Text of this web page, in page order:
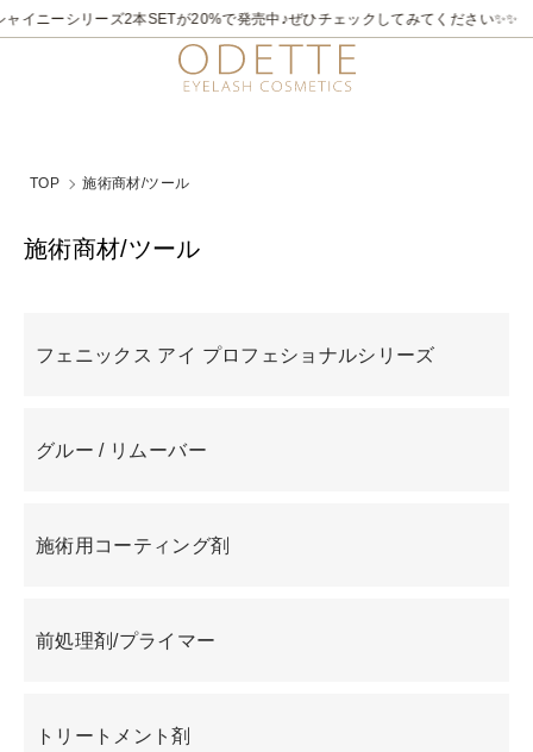
2026/7/21～8/31✨✨煌めく夏。ラメライナーキャンペーン♪ 夏季限定でビ
TOP 施術商材/ツール
施術商材/ツール
フェニックス アイ プロフェショナルシリーズ
グルー / リムーバー
施術用コーティング剤
前処理剤/プライマー
トリートメント剤